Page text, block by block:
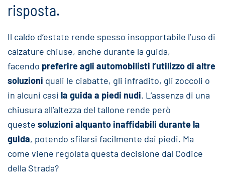
risposta.
Il caldo d’estate rende spesso insopportabile l’uso di
calzature chiuse, anche durante la guida,
facendo preferire agli automobilisti l’utilizzo di altre
soluzioni quali le ciabatte, gli infradito, gli zoccoli o
in alcuni casi la guida a piedi nudi. L’assenza di una
chiusura all’altezza del tallone rende però
queste soluzioni alquanto inaffidabili durante la
guida, potendo sfilarsi facilmente dai piedi. Ma
come viene regolata questa decisione dal Codice
della Strada?